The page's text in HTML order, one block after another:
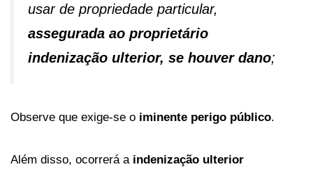
usar de propriedade particular,
assegurada ao proprietário
indenização ulterior, se houver dano;
Observe que exige-se o iminente perigo público.
Além disso, ocorrerá a indenização ulterior